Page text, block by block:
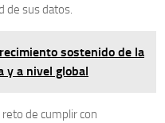
de sus datos.
sostenido de la
y a nivel global
de cumplir con